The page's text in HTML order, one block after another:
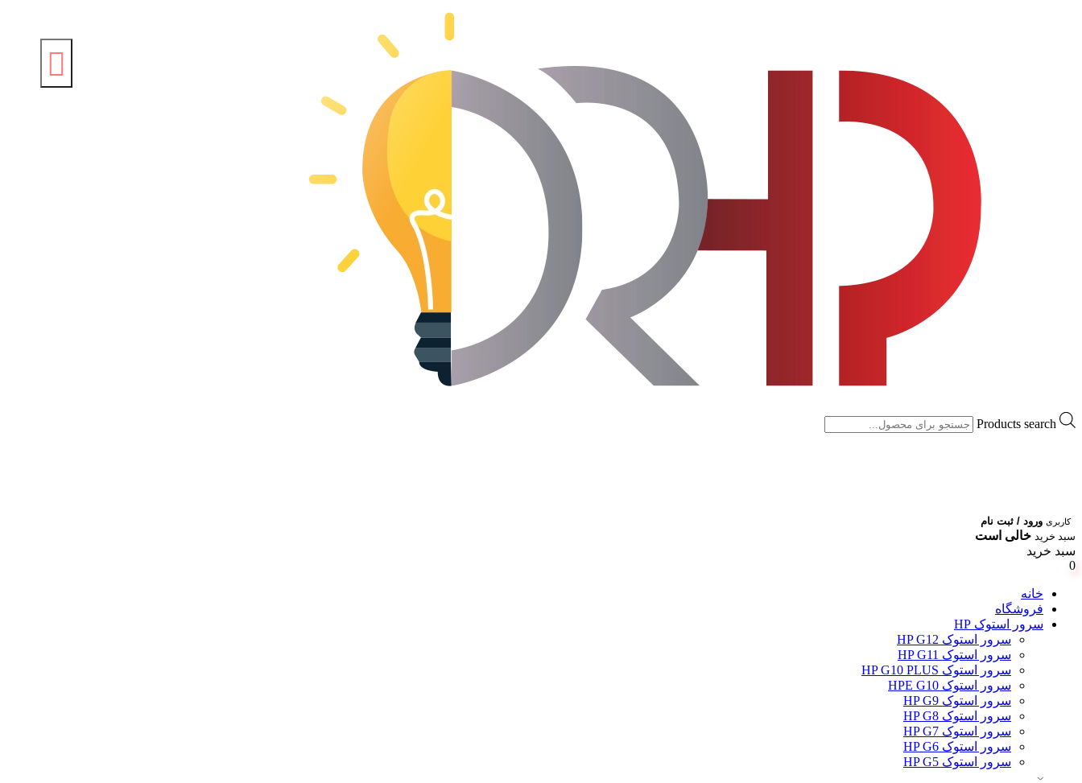
Products search
کاربری ورود / ثبت نام
سبد خرید خالی است
سبد خرید
0
خانه
فروشگاه
سرور استوک HP
سرور استوک HP G12
سرور استوک HP G11
سرور استوک HP G10 PLUS
سرور استوک HPE G10
سرور استوک HP G9
سرور استوک HP G8
سرور استوک HP G7
سرور استوک HP G6
سرور استوک HP G5